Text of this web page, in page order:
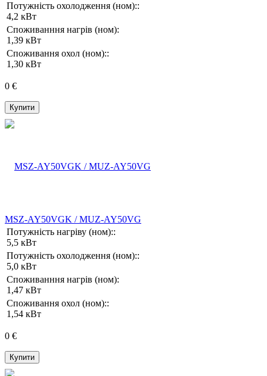
Потужність охолодження (ном)::
4,2 кВт
Споживанння нагрів (ном):
1,39 кВт
Споживання охол (ном)::
1,30 кВт
0 €
Купити
MSZ-AY50VGK / MUZ-AY50VG
Потужність нагріву (ном)::
5,5 кВт
Потужність охолодження (ном)::
5,0 кВт
Споживанння нагрів (ном):
1,47 кВт
Споживання охол (ном)::
1,54 кВт
0 €
Купити